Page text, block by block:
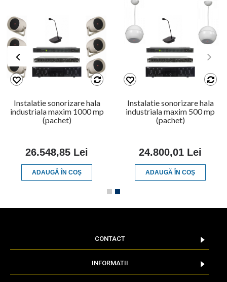
Instalatie sonorizare hala
industriala maxim 1000 mp
(pachet)
26.548,85 Lei
ADAUGĂ ÎN COŞ
Instalatie sonorizare hala
industriala maxim 500 mp
(pachet)
24.800,01 Lei
ADAUGĂ ÎN COŞ
CONTACT
INFORMATII